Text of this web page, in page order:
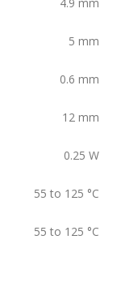
5 mm
0.6 mm
12 mm
0.25 W
55 to 125 °C
55 to 125 °C